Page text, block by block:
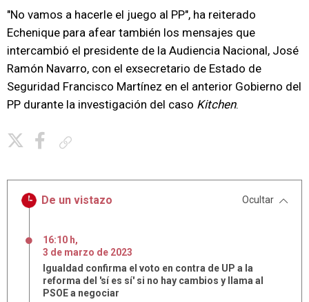
"No vamos a hacerle el juego al PP", ha reiterado
Echenique para afear también los mensajes que
intercambió el presidente de la Audiencia Nacional, José
Ramón Navarro, con el exsecretario de Estado de
Seguridad Francisco Martínez en el anterior Gobierno del
PP durante la investigación del caso Kitchen.
De un vistazo Ocultar
16:10 h,
3 de marzo de 2023
Igualdad confirma el voto en contra de UP a la
reforma del 'sí es sí' si no hay cambios y llama al
PSOE a negociar